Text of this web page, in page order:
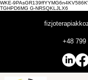
WKE-
TGHPD6MG G-NRSQKLJLX6
+48 799